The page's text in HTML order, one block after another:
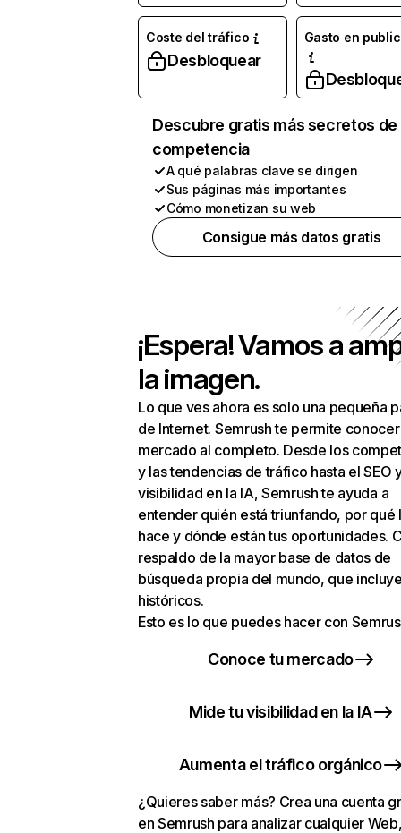
Coste del tráfico
Desbloquear
Gasto en
Descubre gratis más secretos de
competencia
A qué palabras clave se dirigen
Sus páginas más importantes
Cómo monetizan su web
Consigue más datos gratis
¡Espera! Vamos a
la imagen.
Lo que ves ahora es solo una pequeña
de Internet. Semrush te permite
mercado al completo. Desde los
y las tendencias de tráfico hasta el SEO
visibilidad en la IA, Semrush te ayuda a
entender quién está triunfando, por qué
hace y dónde están tus oportunidades.
respaldo de la mayor base de datos de
búsqueda propia del mundo, que
históricos.
Esto es lo que puedes hacer con
Conoce tu mercado
Mide tu visibilidad en la IA
Aumenta el tráfico orgánico
¿Quieres saber más? Crea una cuenta
en Semrush para analizar cualquier